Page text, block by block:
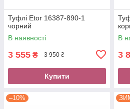
Туфлі Etor 16387-890-1
чорний
В наявності
3 555 ₴ 3 950 ₴
Купити
В
3
–10%